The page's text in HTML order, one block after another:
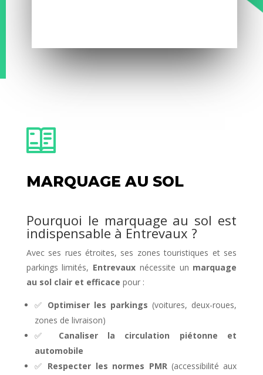
MARQUAGE AU SOL
Pourquoi le marquage au sol est
indispensable à Entrevaux ?
Avec ses rues étroites, ses zones touristiques et ses
parkings limités, Entrevaux nécessite un marquage
au sol clair et efficace pour :
✅ Optimiser les parkings (voitures, deux-roues,
zones de livraison)
✅ Canaliser la circulation piétonne et
automobile
✅ Respecter les normes PMR(accessibilité aux